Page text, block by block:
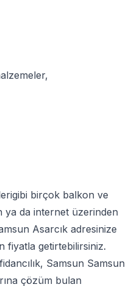
,
gibi birçok balkon ve
ya da internet üzerinden
Asarcık adresinize
fiyatla getirtebilirsiniz.
Samsun Samsun
çözüm bulan